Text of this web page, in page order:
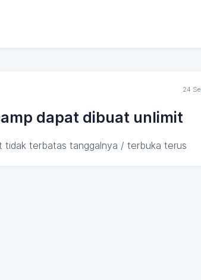
24
dapat dibuat unlimit
tidak terbatas tanggalnya / terbuka terus